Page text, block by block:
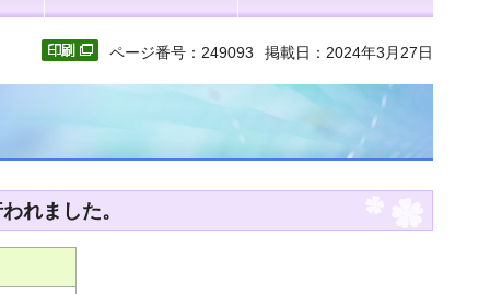
ページ番号：249093 掲載日：2024年3月27日
れました。